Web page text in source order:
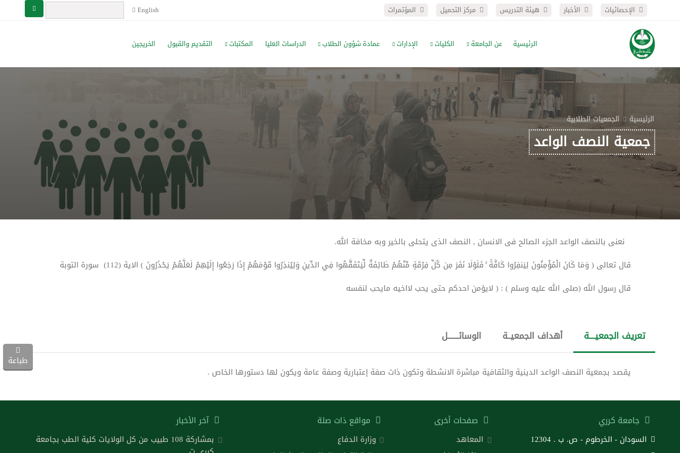
الإحصائيات الأخبار هيئة التدريس مركز التحميل المؤتمرات English
الرئيسية عن الجامعة الكليات الإدارات عمادة شؤون الطلاب الدراسات العليا المكتبات التقديم والقبول الخريجين
طباعة
الرئيسية الجمعيات الطلابية
جمعية النصف الواعد
نعنى بالنصف الواعد الجزء الصالح فى الانسان , النصف الذى يتحلى بالخير وبه مخافة الله.
قال تعالى ( وَمَا كَانَ الْمُؤْمِنُونَ لِيَنفِرُوا كَافَّةً ۚ فَلَوْلَا نَفَرَ مِن كُلِّ فِرْقَةٍ مِّنْهُمْ طَائِفَةٌ لِّيَتَفَقَّهُوا فِي الدِّينِ وَلِيُنذِرُوا قَوْمَهُمْ إِذَا رَجَعُوا إِلَيْهِمْ لَعَلَّهُمْ يَحْذَرُونَ ) الاية (112) سورة التوبة
قال رسول الله (صلى الله عليه وسلم ) : ( لايؤمن احدكم حتى يحب لااخيه مايحب لنفسه
تعريف الجمعيــــة أهداف الجمعيــة الوسائـــــــل
يقصد بجمعية النصف الواعد الدينية والثقافية مباشرة الانشطة وتكون ذات صفة إعتبارية وصفة عامة ويكون لها دستورها الخاص .
جامعة كرري
السودان - الخرطوم - ص. ب . 12304
صفحات أخرى
المعاهد
مواقع ذات صلة
وزارة الدفاع
آخر الأخبار
بمشاركة 108 طبيب من كل الولايات كلية الطب بجامعة